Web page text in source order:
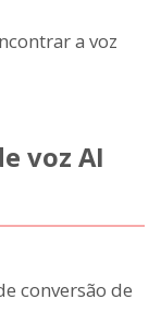
a voz
voz AI
conversão de